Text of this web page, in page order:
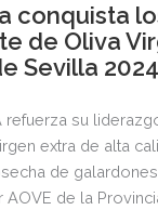
conquista
de Oliva
Sevilla
refuerza su
extra de alta
de
AOVE de la